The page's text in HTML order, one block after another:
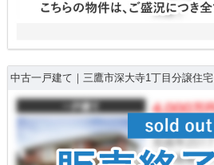
中古一戸建て｜三鷹市深大寺1丁目分譲住宅